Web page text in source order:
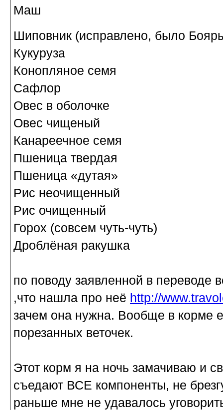
Маш
Шиповник (исправлено, было
Кукуруза
Конопляное семя
Сафлор
Овес в оболочке
Овес чищеный
Канареечное семя
Пшеница твердая
Пшеница «дутая»
Рис неочищенный
Рис очищенный
Горох (совсем чуть-чуть)
Дроблёная ракушка
по поводу заявленной в переводе
,что нашла про неё http://
зачем она нужна. Вообще в корме
порезанных веточек.
Этот корм я на ночь замачиваю и
съедают ВСЕ компоненты, не
раньше мне не удавалось